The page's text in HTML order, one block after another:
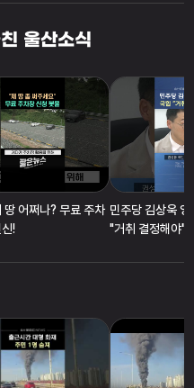
울산소식
땅 어쩌나? 무료 주차
!
민주당 김상욱
"거취 결정해야"